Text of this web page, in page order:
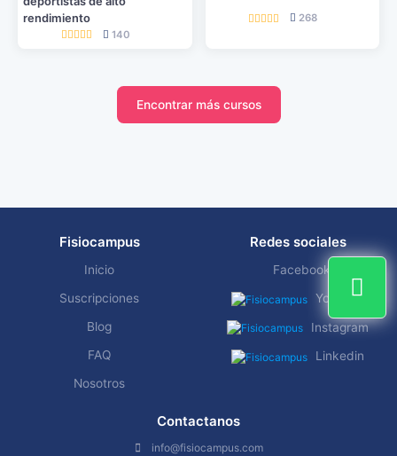
rendimiento
140
268
Encontrar más cursos
Fisiocampus
Inicio
Suscripciones
Blog
FAQ
Nosotros
Redes sociales
Facebook
YouTube
Instagram
Linkedin
Contactanos
info@fisiocampus.com